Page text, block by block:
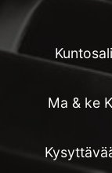
Ma & ke